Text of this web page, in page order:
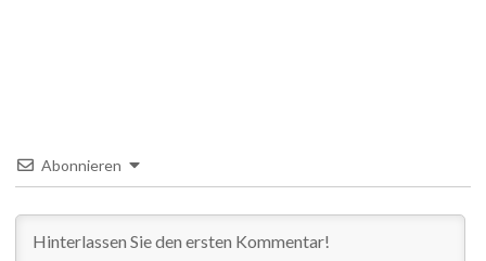
Abonnieren